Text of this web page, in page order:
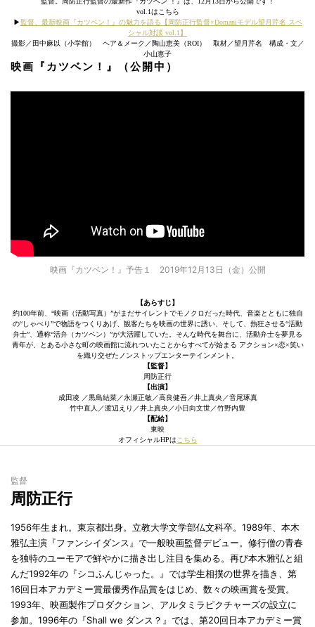
vol.1はこちら
▶︎監督、最新映画『カツベン！』の魅力を語る【周防正行監督×Domaniモデル望月芹名 スペ
シャル対談 vol.1】
撮影／田中麻以（小学館） ヘア＆メーク／陶山恵美（ROI） 取材／望月芹名 構成・文／
小山恵子
映画『カツベン！』（公開中）
映画『カツベン！』予告１ 2019年12月13日（金）公開
【あらすじ】
約100年前、“映画（活動写真）”がまだサイレントでモノクロだった時代、音楽とともに独自
の“しゃべり”で物語をつくりあげ、観客たちを映画の世界に誘い、そして、熱狂させる“活動
弁士”、通称“活弁（カツベン）”が大活躍していた。そんな時代を舞台に、活動弁士を夢見る
青年が、とある小さな町の映画館に流れついたことからすべてが始まる アクション×恋×笑い
を織り交ぜたノンストップエンターテインメント。
【監督】
周防正行
【出演】
成田凌 ／黒島結菜／永瀬正敏／高良健吾／井上真央／音尾琢真
竹中直人／渡辺えり／井上真央／小日向文世／竹野内豊
【配給】
東映
オフィシャルHPはこちら
監督
周防正行
1956年生まれ。東京都出身。立教大学文学部仏文科卒。1989年、本木
雅弘主演『ファンシイダンス』で一般映画監督デビュー。修行僧の青春
を独特のユーモアで鮮やかに描き出し注目を集める。再び本木雅弘と組
んだ1992年の『シコふんじゃった。』では学生相撲の世界を描き、第
16回日本アカデミー賞最優秀作品賞をはじめ、数々の映画賞を受賞。
1993年、映画製作プロダクション、アルタミラピクチャーズの設立に
参加。1996年の『Shall we ダンス？』では、第20回日本アカデミー賞